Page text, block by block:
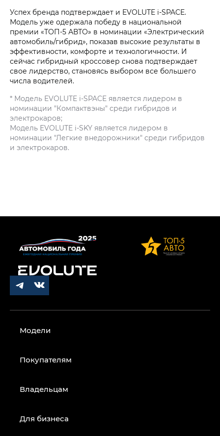
Успех бренда подтверждает и EVOLUTE i‑SPACE.
Модель уже одержала победу в национальной
премии «ТОП-5 АВТО» в номинации «Электрический
автомобиль/гибрид», показав высокие результаты в
эффективности, комфорте и технологичности. И
сейчас гибридный кроссовер снова подтверждает
свое лидерство, становясь выбором все большего
числа водителей.
* Модель EVOLUTE i‑SPACE является лидером в
номинации "Компактвэны" среди гибридов и
электрокаров;
Модель EVOLUTE i‑SKY является лидером в
номинации "Легкие внедорожники" среди гибридов
и электрокаров.
Модели
Покупателям
Владельцам
Для бизнеса